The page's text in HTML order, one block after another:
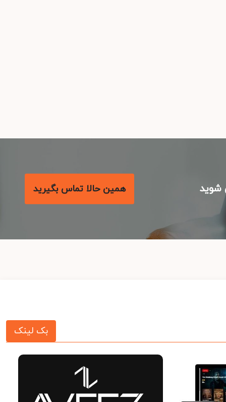
همین حالا تماس بگیرید
بک لینک